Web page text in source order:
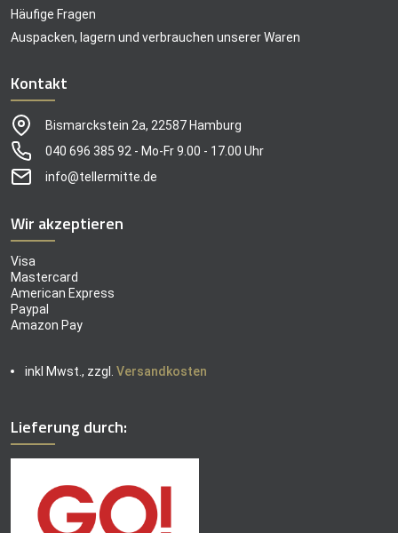
Häufige Fragen
Auspacken, lagern und verbrauchen unserer Waren
Kontakt
Bismarckstein 2a, 22587 Hamburg
040 696 385 92 - Mo-Fr 9.00 - 17.00 Uhr
info@tellermitte.de
Wir akzeptieren
Visa
Mastercard
American Express
Paypal
Amazon Pay
inkl Mwst., zzgl. Versandkosten
Lieferung durch: